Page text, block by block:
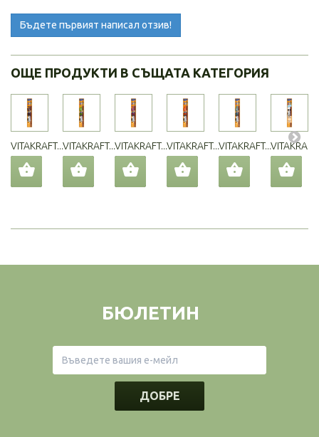
Бъдете първият написал отзив!
ОЩЕ ПРОДУКТИ В СЪЩАТА КАТЕГОРИЯ
VITAKRAFT...VITAKRAFT...VITAKRAFT...VITAKRAFT...VITAKRAFT...
БЮЛЕТИН
ДОБРЕ